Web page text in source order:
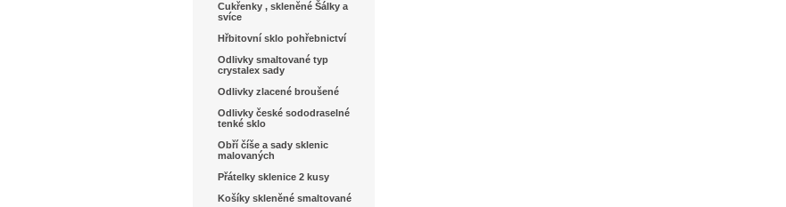
Cukřenky , skleněné Šálky a
svíce
Hřbitovní sklo pohřebnictví
Odlivky smaltované typ
crystalex sady
Odlivky zlacené broušené
Odlivky české sododraselné
tenké sklo
Obří číše a sady sklenic
malovaných
Přátelky sklenice 2 kusy
Košíky skleněné smaltované